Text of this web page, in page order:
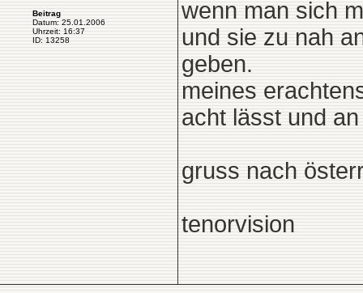
Beitrag
Datum: 25.01.2006
Uhrzeit: 16:37
ID: 13258
wenn man sich
und sie zu nah
geben.
meines
acht lässt und
gruss nach
tenorvision